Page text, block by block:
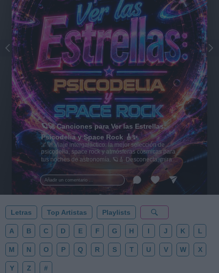
Añadir un comentario ...
🪐🚀 Canciones para Ver las Estrellas:
Psicodelia y Space Rock 🎸✨
🌌🚀 Viaje intergaláctico: la mejor selección de
psicodelia, space rock y atmósferas cósmicas para
tus noches de astronomía. 🪐🎸 Desconecta, mira
al firmamento y siente la gravedad cero. 💾 ¡Guarda
esta colección para tu próxima noche estrellada!
✨⭐
Letras Top Artistas Playlists
A B C D E F G H I J K L
M N O P Q R S T U V W X
Y Z #